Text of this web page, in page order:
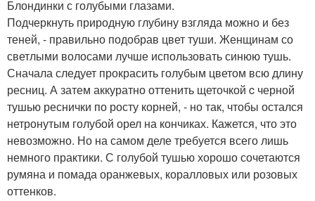
Блондинки с голубыми глазами.
Подчеркнуть природную глубину взгляда можно и без
теней, - правильно подобрав цвет туши. Женщинам со
светлыми волосами лучше использовать синюю тушь.
Сначала следует прокрасить голубым цветом всю длину
ресниц. А затем аккуратно оттенить щеточкой c черной
тушью реснички по росту корней, - но так, чтобы остался
нетронутым голубой орел на кончиках. Кажется, что это
невозможно. Но на самом деле требуется всего лишь
немного практики. С голубой тушью хорошо сочетаются
румяна и помада оранжевых, коралловых или розовых
оттенков.